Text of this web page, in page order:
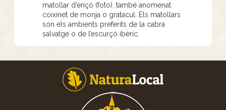
matollar d’eriçó (foto), també anomenat
coixinet de monja o gratacul. Els matollars
són els ambients preferits de la cabra
salvatge o de l’escurçó ibèric.